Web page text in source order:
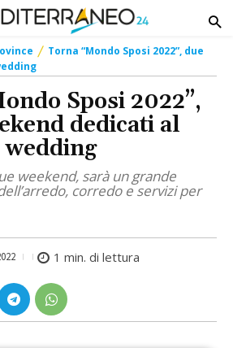
Torna “Mondo Sposi 2022”, due
Sposi 2022”,
dedicati al
wedding
weekend, sarà un grande
corredo e servizi per
1 min. di lettura